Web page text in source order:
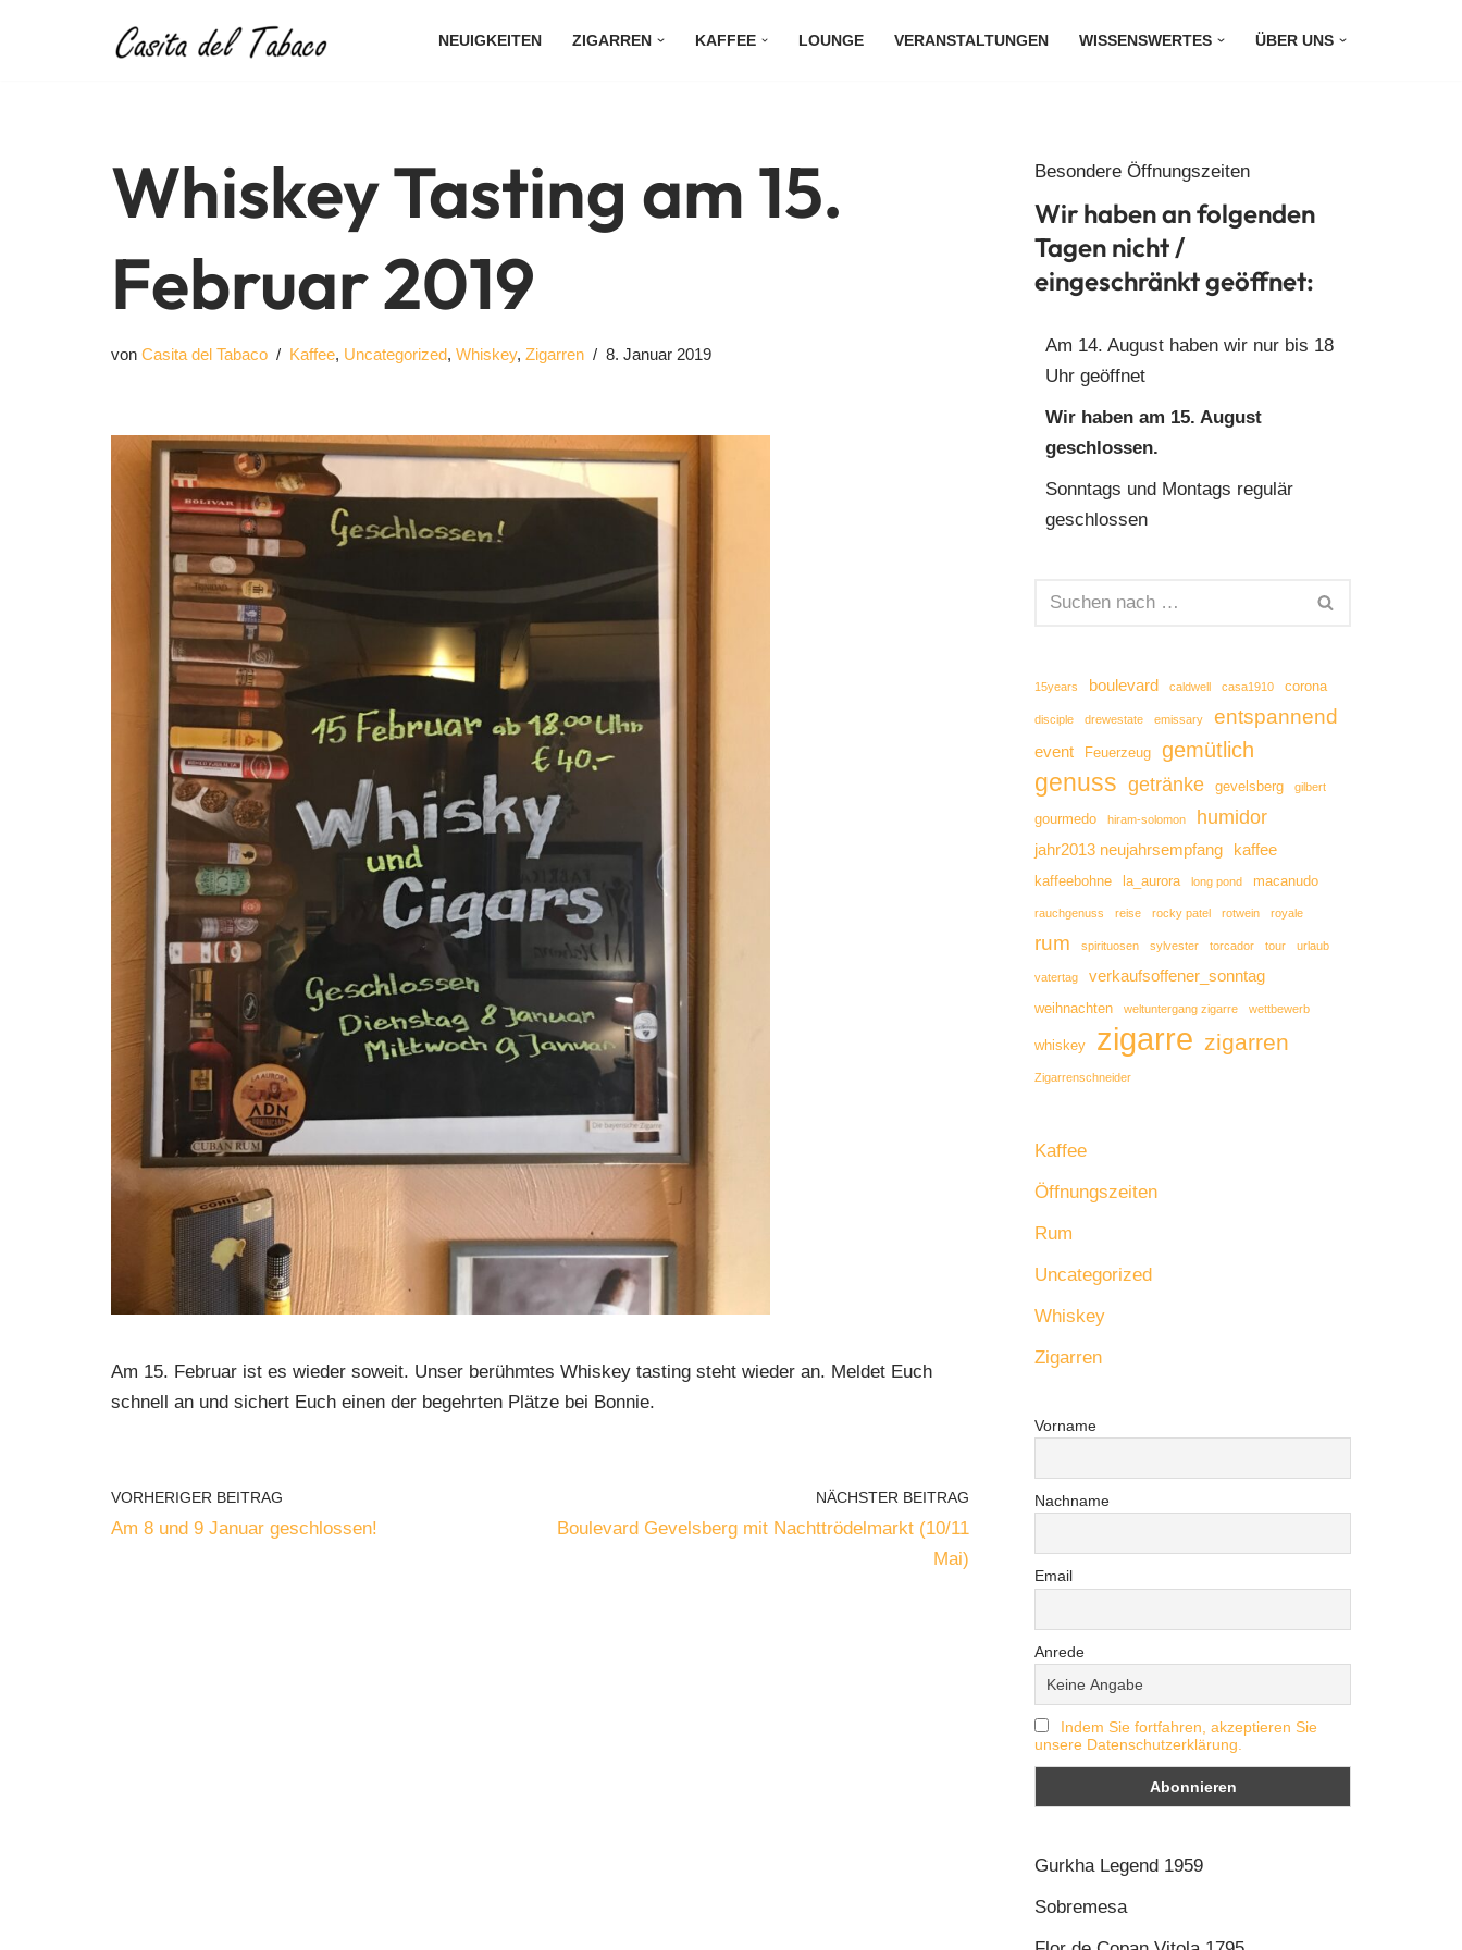
NEUIGKEITEN ZIGARREN KAFFEE LOUNGE VERANSTALTUNGEN WISSENSWERTES ÜBER UNS
Whiskey Tasting am 15.
Februar 2019
von Casita del Tabaco Kaffee, Uncategorized, Whiskey, Zigarren 8. Januar 2019
Am 15. Februar ist es wieder soweit. Unser berühmtes Whiskey tasting steht wieder an. Meldet Euch
schnell an und sichert Euch einen der begehrten Plätze bei Bonnie.
VORHERIGER BEITRAG
Am 8 und 9 Januar geschlossen!
NÄCHSTER BEITRAG
Boulevard Gevelsberg mit Nachttrödelmarkt (10/11
Mai)
Besondere Öffnungszeiten
Wir haben an folgenden
Tagen nicht /
eingeschränkt geöffnet:
Am 14. August haben wir nur bis 18
Uhr geöffnet
Wir haben am 15. August
geschlossen.
Sonntags und Montags regulär
geschlossen
15years boulevard caldwell casa1910 corona
disciple drewestate emissary entspannend
event Feuerzeug gemütlich
genuss getränke gevelsberg gilbert
gourmedo hiram-solomon humidor
jahr2013 neujahrsempfang kaffee
kaffeebohne la_aurora long pond macanudo
rauchgenuss reise rocky patel rotwein royale
rum spirituosen sylvester torcador tour urlaub
vatertag verkaufsoffener_sonntag
weihnachten weltuntergang zigarre wettbewerb
whiskey zigarre zigarren
Zigarrenschneider
Kaffee
Öffnungszeiten
Rum
Uncategorized
Whiskey
Zigarren
Vorname
Nachname
Email
Anrede
Indem Sie fortfahren, akzeptieren Sie
unsere Datenschutzerklärung.
Gurkha Legend 1959
Sobremesa